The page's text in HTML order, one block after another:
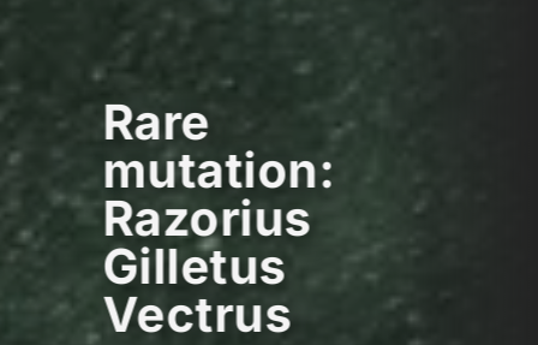
Rare
mutation:
Razorius
Gilletus
Vectrus